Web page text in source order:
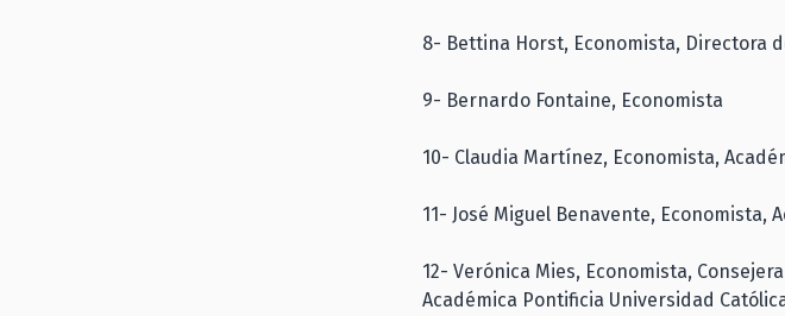
8- Bettina Horst, Economista, Directora
9- Bernardo Fontaine, Economista
10- Claudia Martínez, Economista,
11- José Miguel Benavente, Economista,
12- Verónica Mies, Economista,
Académica Pontificia Universidad